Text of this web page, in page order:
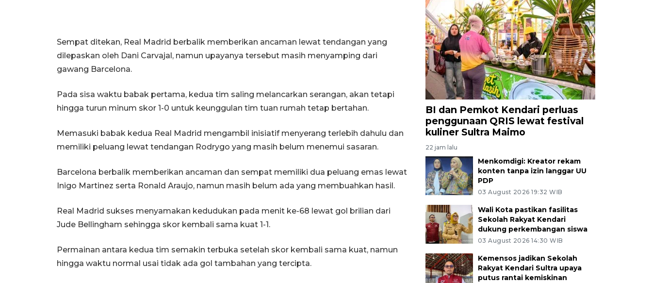
Sempat ditekan, Real Madrid berbalik memberikan ancaman lewat tendangan yang
dilepaskan oleh Dani Carvajal, namun upayanya tersebut masih menyamping dari
gawang Barcelona.
Pada sisa waktu babak pertama, kedua tim saling melancarkan serangan, akan tetapi
hingga turun minum skor 1-0 untuk keunggulan tim tuan rumah tetap bertahan.
Memasuki babak kedua Real Madrid mengambil inisiatif menyerang terlebih dahulu dan
memiliki peluang lewat tendangan Rodrygo yang masih belum menemui sasaran.
Barcelona berbalik memberikan ancaman dan sempat memiliki dua peluang emas lewat
Inigo Martinez serta Ronald Araujo, namun masih belum ada yang membuahkan hasil.
Real Madrid sukses menyamakan kedudukan pada menit ke-68 lewat gol brilian dari
Jude Bellingham sehingga skor kembali sama kuat 1-1.
Permainan antara kedua tim semakin terbuka setelah skor kembali sama kuat, namun
hingga waktu normal usai tidak ada gol tambahan yang tercipta.
BI dan Pemkot Kendari perluas
penggunaan QRIS lewat festival
kuliner Sultra Maimo
22 jam lalu
Menkomdigi: Kreator rekam
konten tanpa izin langgar UU
PDP
03 August 2026 19:32 WIB
Wali Kota pastikan fasilitas
Sekolah Rakyat Kendari
dukung perkembangan siswa
03 August 2026 14:30 WIB
Kemensos jadikan Sekolah
Rakyat Kendari Sultra upaya
putus rantai kemiskinan